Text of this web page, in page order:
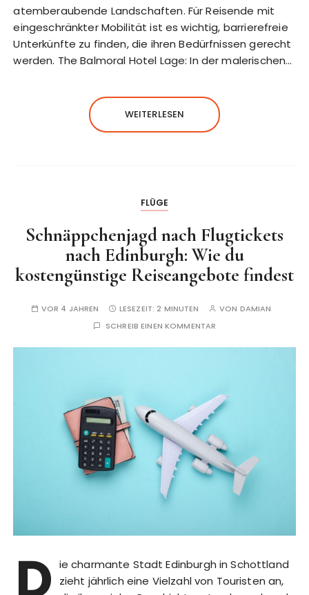
atemberaubende Landschaften. Für Reisende mit
eingeschränkter Mobilität ist es wichtig, barrierefreie
Unterkünfte zu finden, die ihren Bedürfnissen gerecht
werden. The Balmoral Hotel Lage: In der malerischen…
WEITERLESEN
FLÜGE
Schnäppchenjagd nach Flugtickets
nach Edinburgh: Wie du
kostengünstige Reiseangebote findest
VOR 4 JAHREN LESEZEIT:2 MINUTEN VON DAMIAN
SCHREIB EINEN KOMMENTAR
D ie charmante Stadt Edinburgh in Schottland
zieht jährlich eine Vielzahl von Touristen an,